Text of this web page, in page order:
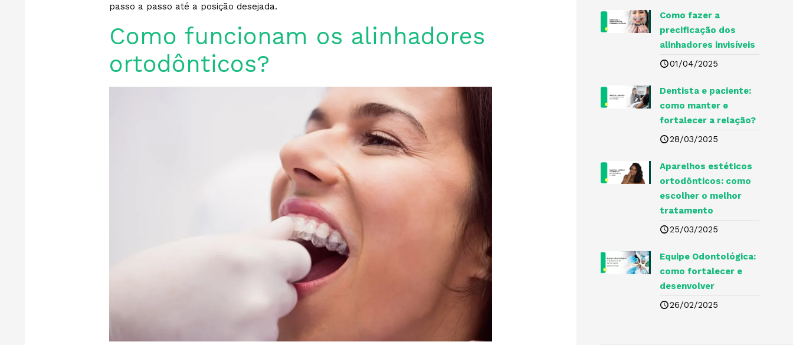
passo a passo até a posição desejada.
Como funcionam os alinhadores
ortodônticos?
Como fazer a
precificação dos
alinhadores invisíveis
01/04/2025
Dentista e paciente:
como manter e
fortalecer a relação?
28/03/2025
Aparelhos estéticos
ortodônticos: como
escolher o melhor
tratamento
25/03/2025
Equipe Odontológica:
como fortalecer e
desenvolver
26/02/2025